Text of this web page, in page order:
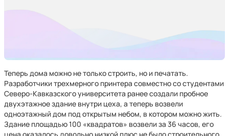
Теперь дома можно не только строить, но и печатать.
Разработчики трехмерного принтера совместно со студентами
Северо-Кавказского университета ранее создали пробное
двухэтажное здание внутри цеха, а теперь возвели
одноэтажный дом под открытым небом, в котором можно жить.
Здание площадью 100 «квадратов» возвели за 36 часов, его